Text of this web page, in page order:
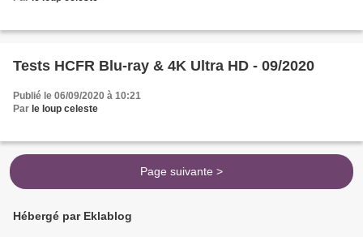
Tests HCFR Blu-ray & 4K Ultra HD - 09/2020
Publié le 06/09/2020 à 10:21
Par le loup celeste
Page suivante >
Hébergé par Eklablog